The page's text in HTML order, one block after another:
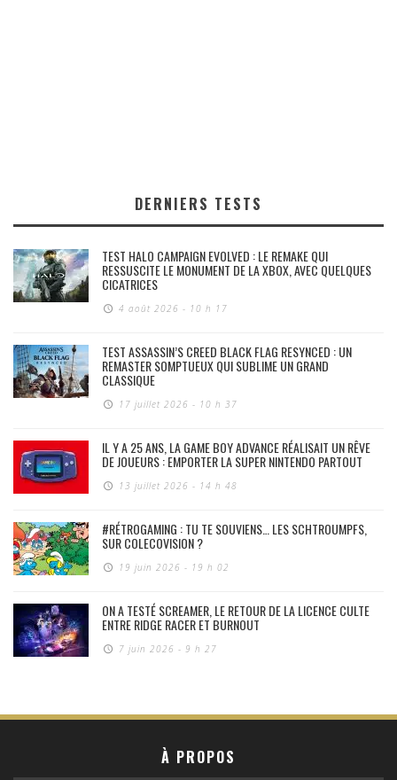
DERNIERS TESTS
TEST HALO CAMPAIGN EVOLVED : LE REMAKE QUI
RESSUSCITE LE MONUMENT DE LA XBOX, AVEC QUELQUES
CICATRICES
4 août 2026 - 10 h 17
TEST ASSASSIN’S CREED BLACK FLAG RESYNCED : UN
REMASTER SOMPTUEUX QUI SUBLIME UN GRAND
CLASSIQUE
17 juillet 2026 - 10 h 37
IL Y A 25 ANS, LA GAME BOY ADVANCE RÉALISAIT UN RÊVE
DE JOUEURS : EMPORTER LA SUPER NINTENDO PARTOUT
13 juillet 2026 - 14 h 48
#RÉTROGAMING : TU TE SOUVIENS… LES SCHTROUMPFS,
SUR COLECOVISION ?
19 juin 2026 - 19 h 02
ON A TESTÉ SCREAMER, LE RETOUR DE LA LICENCE CULTE
ENTRE RIDGE RACER ET BURNOUT
7 juin 2026 - 9 h 27
À PROPOS